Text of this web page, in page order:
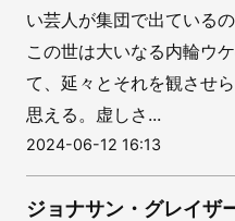
い芸人が集団で出ているの
この世は大いなる内輪ウ
て、延々とそれを観させ
思える。虚しさ...
2024-06-12 16:13
ジョナサン・グレイザ